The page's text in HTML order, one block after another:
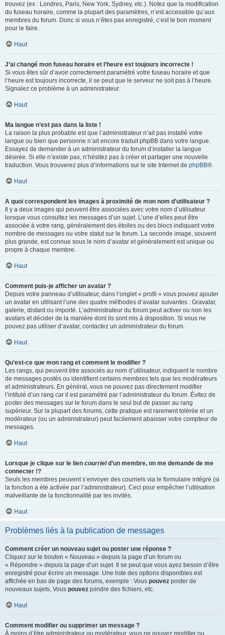
trouvez (ex : Londres, Paris, New York, Sydney, etc.). Notez que la modification
du fuseau horaire, comme la plupart des paramètres, n’est accessible qu’aux
membres du forum. Donc si vous n’êtes pas enregistré, c’est le bon moment
pour le faire.
Haut
J’ai changé mon fuseau horaire et l’heure est toujours incorrecte !
Si vous êtes sûr d’avoir correctement paramétré votre fuseau horaire et que
l’heure est toujours incorrecte, il se peut que le serveur ne soit pas à l’heure.
Signalez ce problème à un administrateur.
Haut
Ma langue n’est pas dans la liste !
La raison la plus probable est que l’administrateur n’ait pas installé votre
langue ou bien que personne n’ait encore traduit phpBB dans votre langue.
Essayez de demander à un administrateur du forum d’installer la langue
désirée. Si elle n’existe pas, n’hésitez pas à créer et partager une nouvelle
traduction. Vous trouverez plus d’informations sur le site Internet de phpBB®.
Haut
A quoi correspondent les images à proximité de mon nom d’utilisateur ?
Il y a deux images qui peuvent être associées avec votre nom d’utilisateur
lorsque vous consultez les messages d’un sujet. L’une d’elles peut être
associée à votre rang, généralement des étoiles ou des blocs indiquant votre
nombre de messages ou votre statut sur le forum. La seconde image, souvent
plus grande, est connue sous le nom d’avatar et généralement est unique ou
propre à chaque membre.
Haut
Comment puis-je afficher un avatar ?
Depuis votre panneau d’utilisateur, dans l’onglet « profil » vous pouvez ajouter
un avatar en utilisant l’une des quatre méthodes d’avatar suivantes : Gravatar,
galerie, distant ou importé. L’administrateur du forum peut activer ou non les
avatars et décider de la manière dont ils sont mis à disposition. Si vous ne
pouvez pas utiliser d’avatar, contactez un administrateur du forum.
Haut
Qu’est-ce que mon rang et comment le modifier ?
Les rangs, qui peuvent être associés au nom d’utilisateur, indiquent le nombre
de messages postés ou identifient certains membres tels que les modérateurs
et administrateurs. En général, vous ne pouvez pas directement modifier
l’intitulé d’un rang car il est paramétré par l’administrateur du forum. Évitez de
poster des messages sur le forum dans le seul but de passer au rang
supérieur. Sur la plupart des forums, cette pratique est rarement tolérée et un
modérateur (ou un administrateur) peut facilement abaisser votre compteur de
messages.
Haut
Lorsque je clique sur le lien courrield’un membre, on me demande de me
connecter !?
Seuls les membres peuvent s’envoyer des courriels via le formulaire intégré (si
la fonction a été activée par l’administrateur). Ceci pour empêcher l’utilisation
malveillante de la fonctionnalité par les invités.
Haut
Problèmes liés à la publication de messages
Comment créer un nouveau sujet ou poster une réponse ?
Cliquez sur le bouton « Nouveau » depuis la page d’un forum ou
« Répondre » depuis la page d’un sujet. Il se peut que vous ayez besoin d’être
enregistré pour écrire un message. Une liste des options disponibles est
affichée en bas de page des forums, exemple : Vous pouvez poster de
nouveaux sujets, Vous pouvez joindre des fichiers, etc.
Haut
Comment modifier ou supprimer un message ?
À moins d’être administrateur ou modérateur, vous ne pouvez modifier ou